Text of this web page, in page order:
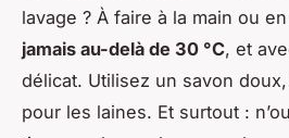
lavage ? À faire à la main ou
jamais au-delà de 30 °C, et
délicat. Utilisez un savon
pour les laines. Et surtout :